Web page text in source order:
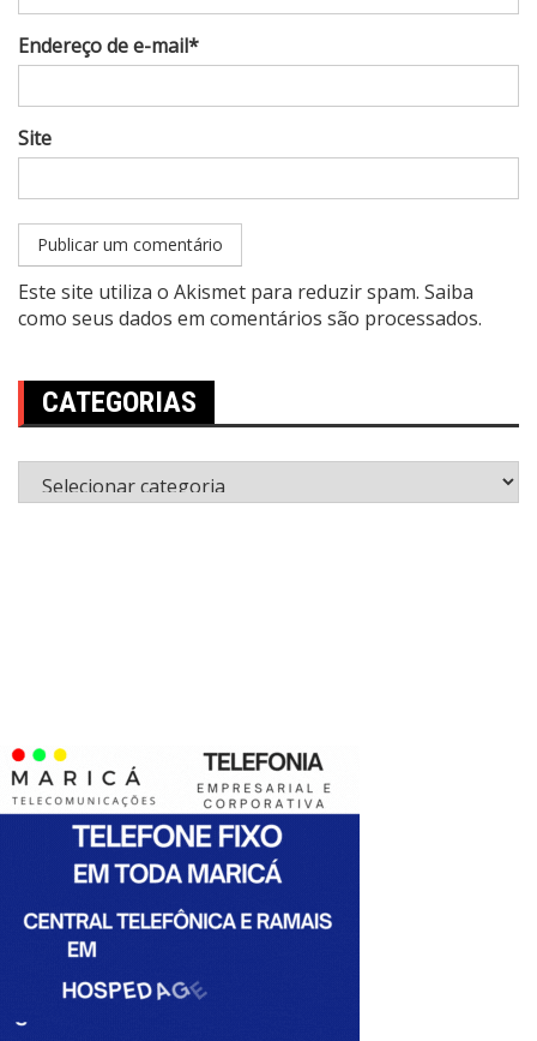
Endereço de e-mail*
Site
Este site utiliza o Akismet para reduzir spam. Saiba
como seus dados em comentários são processados.
CATEGORIAS
Categorias